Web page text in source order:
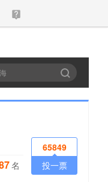
65849
投一票
名